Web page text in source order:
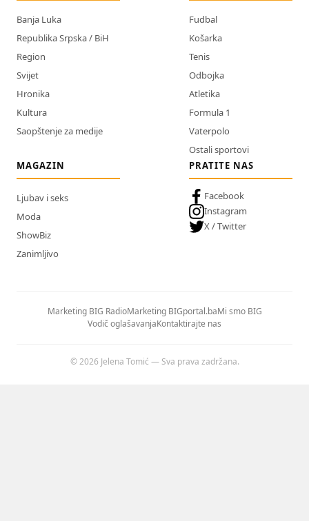
Banja Luka
Republika Srpska / BiH
Region
Svijet
Hronika
Kultura
Saopštenje za medije
Fudbal
Košarka
Tenis
Odbojka
Atletika
Formula 1
Vaterpolo
Ostali sportovi
MAGAZIN
Ljubav i seks
Moda
ShowBiz
Zanimljivo
PRATITE NAS
Facebook
Instagram
X / Twitter
Marketing BIG RadioMarketing BIGportal.baMi smo BIG
Vodič oglašavanjaKontaktirajte nas
© 2026 Jelena Tomić — Sva prava zadržana.